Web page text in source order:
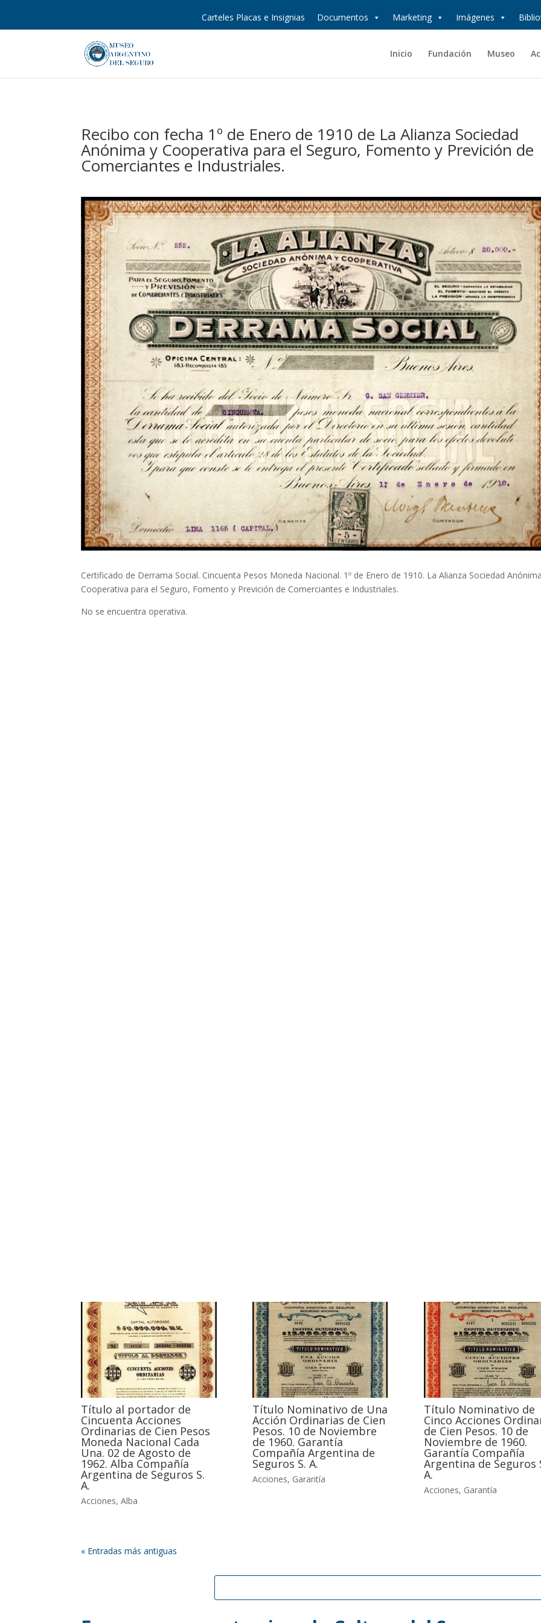
Carteles Placas e Insignias Documentos Marketing Imágenes
Inicio Fundación Museo
Recibo con fecha 1º de Enero de 1910 de La Alianza Sociedad
Anónima y Cooperativa para el Seguro, Fomento y Previción de
Comerciantes e Industriales.
Certificado de Derrama Social. Cincuenta Pesos Moneda Nacional. 1º de Enero de 1910. La Alianza Sociedad
Cooperativa para el Seguro, Fomento y Previción de Comerciantes e Industriales.
No se encuentra operativa.
Título al portador de
Cincuenta Acciones
Ordinarias de Cien Pesos
Moneda Nacional Cada
Una. 02 de Agosto de
1962. Alba Compañía
Argentina de Seguros S.
A.
Acciones,Alba
Título Nominativo de Una
Acción Ordinarias de Cien
Pesos. 10 de Noviembre
de 1960. Garantía
Compañía Argentina de
Seguros S. A.
Acciones, Garantía
Título Nominativo de
Cinco Acciones
de Cien Pesos. 10 de
Noviembre de 1960.
Garantía Compañía
Argentina de Seguros
A.
Acciones, Garantía
« Entradas más antiguas